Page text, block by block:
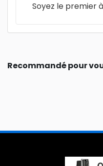
Soyez le premier à
Recommandé pour